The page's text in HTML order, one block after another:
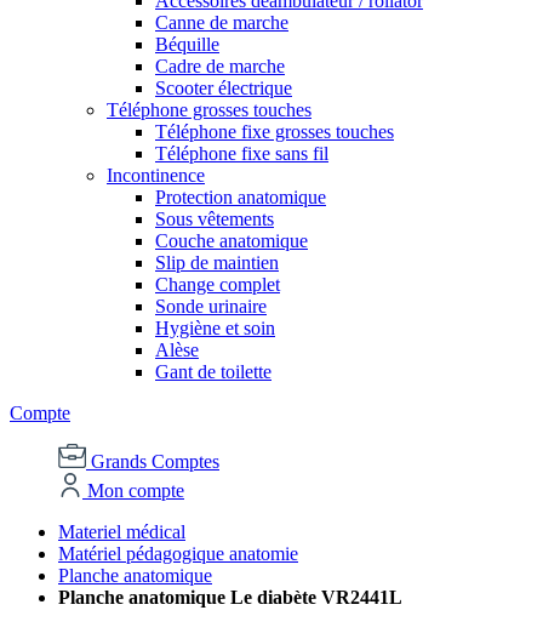
Canne de marche
Béquille
Cadre de marche
Scooter électrique
Téléphone grosses touches
Téléphone fixe grosses touches
Téléphone fixe sans fil
Incontinence
Protection anatomique
Sous vêtements
Couche anatomique
Slip de maintien
Change complet
Sonde urinaire
Hygiène et soin
Alèse
Gant de toilette
Compte
Grands Comptes
Mon compte
Materiel médical
Matériel pédagogique anatomie
Planche anatomique
Planche anatomique Le diabète VR2441L